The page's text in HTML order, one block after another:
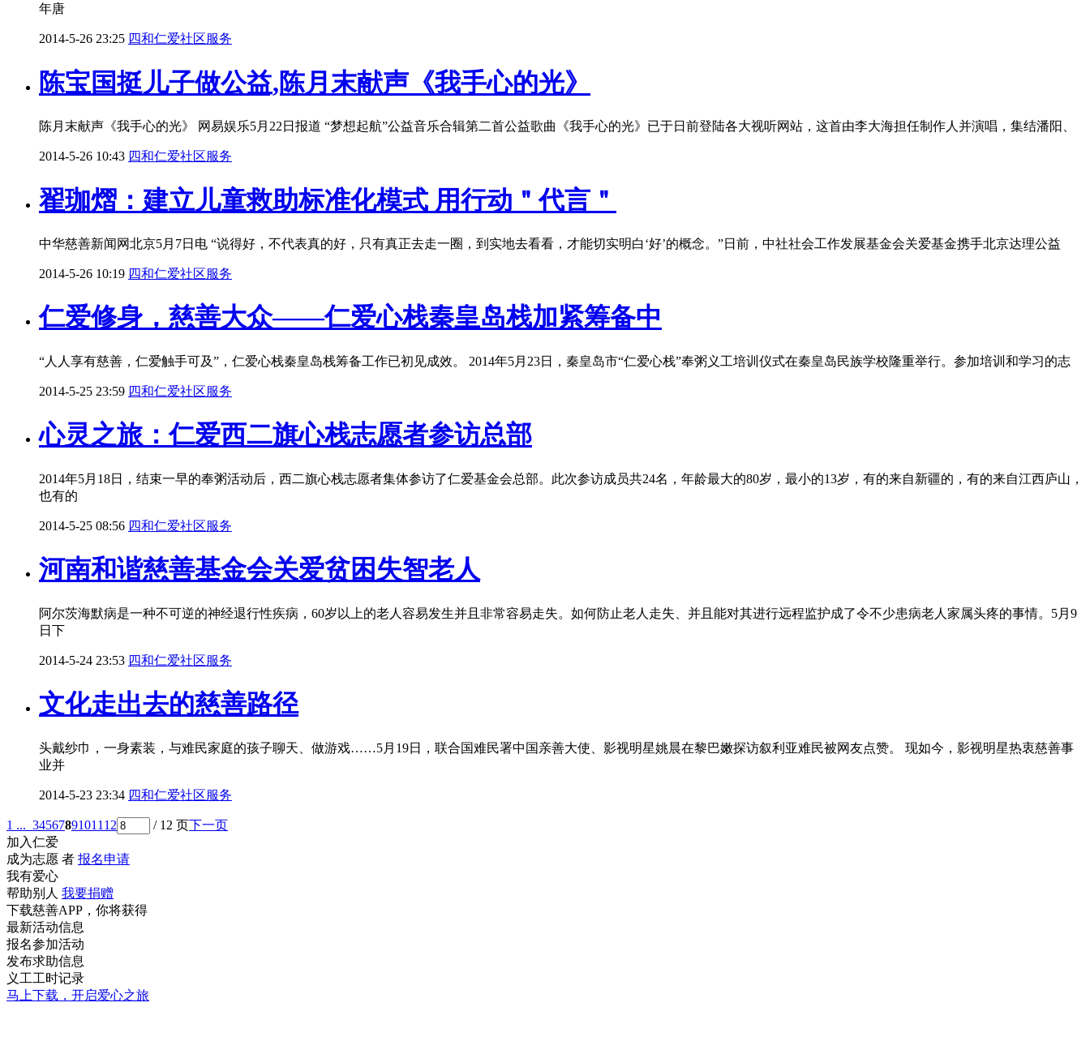
年唐
2014-5-26 23:25 四和仁爱社区服务
陈宝国挺儿子做公益,陈月末献声《我手心的光》
陈月末献声《我手心的光》 网易娱乐5月22日报道 “梦想起航”公益音乐合辑第二首公益歌曲《我手心的光》已于日前登陆各大视听网站，这首由李大海担任制作人并演唱，集结潘阳、
2014-5-26 10:43 四和仁爱社区服务
翟珈熠：建立儿童救助标准化模式 用行动＂代言＂
中华慈善新闻网北京5月7日电 “说得好，不代表真的好，只有真正去走一圈，到实地去看看，才能切实明白‘好’的概念。”日前，中社社会工作发展基金会关爱基金携手北京达理公益
2014-5-26 10:19 四和仁爱社区服务
仁爱修身，慈善大众——仁爱心栈秦皇岛栈加紧筹备中
“人人享有慈善，仁爱触手可及”，仁爱心栈秦皇岛栈筹备工作已初见成效。 2014年5月23日，秦皇岛市“仁爱心栈”奉粥义工培训仪式在秦皇岛民族学校隆重举行。参加培训和学习的志
2014-5-25 23:59 四和仁爱社区服务
心灵之旅：仁爱西二旗心栈志愿者参访总部
2014年5月18日，结束一早的奉粥活动后，西二旗心栈志愿者集体参访了仁爱基金会总部。此次参访成员共24名，年龄最大的80岁，最小的13岁，有的来自新疆的，有的来自江西庐山，
也有的
2014-5-25 08:56 四和仁爱社区服务
河南和谐慈善基金会关爱贫困失智老人
阿尔茨海默病是一种不可逆的神经退行性疾病，60岁以上的老人容易发生并且非常容易走失。如何防止老人走失、并且能对其进行远程监护成了令不少患病老人家属头疼的事情。5月9
日下
2014-5-24 23:53 四和仁爱社区服务
文化走出去的慈善路径
头戴纱巾，一身素装，与难民家庭的孩子聊天、做游戏……5月19日，联合国难民署中国亲善大使、影视明星姚晨在黎巴嫩探访叙利亚难民被网友点赞。 现如今，影视明星热衷慈善事
业并
2014-5-23 23:34 四和仁爱社区服务
1 ... 34567891011 12 / 12 页下一页
加入仁爱
成为志愿 者 报名申请
我有爱心
帮助别人 我要捐赠
下载慈善APP，你将获得
最新活动信息
报名参加活动
发布求助信息
义工工时记录
马上下载，开启爱心之旅